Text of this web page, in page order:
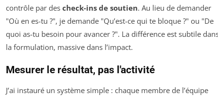
contrôle par des check-ins de soutien. Au lieu de demander
"Où en es-tu ?", je demande "Qu’est-ce qui te bloque ?" ou "De
quoi as-tu besoin pour avancer ?". La différence est subtile
la formulation, massive dans l’impact.
Mesurer le résultat, pas l'activité
J’ai instauré un système simple : chaque membre de l’équipe